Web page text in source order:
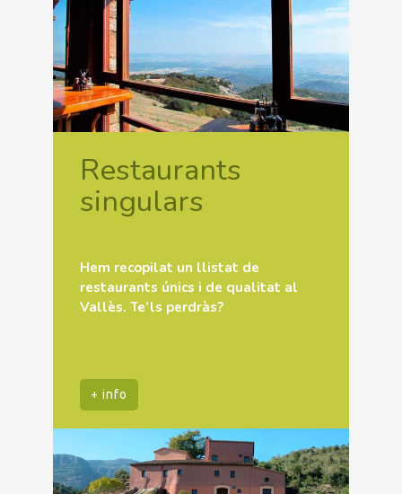
Restaurants
singulars
Hem recopilat un llistat de
restaurants únics i de qualitat al
Vallès. Te’ls perdràs?
+ info